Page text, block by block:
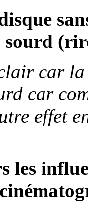
sourd
car
car
effet
les